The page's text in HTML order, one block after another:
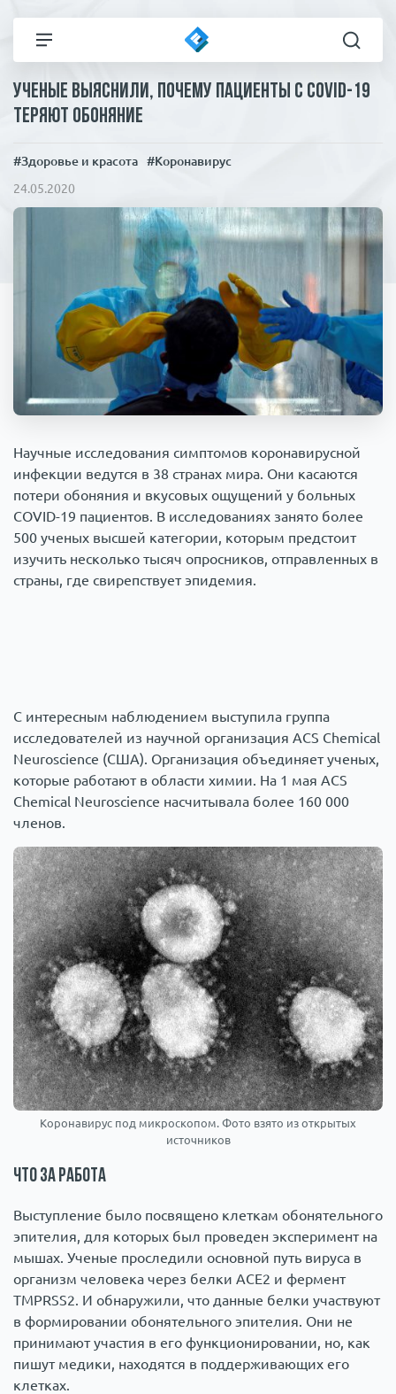
Все новости
Экономика
Общество
Коронавирус
Происшествия
Армия
Технологии
Пресса
Статьи
ЧП И КРИМИНАЛ
1000 мелочей
Ученые выяснили, почему пациенты с COVID-19
теряют обоняние
#Здоровье и красота
#Коронавирус
24.05.2020
Научные исследования симптомов коронавирусной
инфекции ведутся в 38 странах мира. Они касаются
потери обоняния и вкусовых ощущений у больных
COVID-19 пациентов. В исследованиях занято более
500 ученых высшей категории, которым предстоит
изучить несколько тысяч опросников, отправленных в
страны, где свирепствует эпидемия.
С интересным наблюдением выступила группа
исследователей из научной организация ACS Chemical
Neuroscience (США). Организация объединяет ученых,
которые работают в области химии. На 1 мая ACS
Chemical Neuroscience насчитывала более 160 000
членов.
Коронавирус под микроскопом. Фото взято из открытых
источников
Что за работа
Выступление было посвящено клеткам обонятельного
эпителия, для которых был проведен эксперимент на
мышах. Ученые проследили основной путь вируса в
организм человека через белки ACE2 и фермент
TMPRSS2. И обнаружили, что данные белки участвуют
в формировании обонятельного эпителия. Они не
принимают участия в его функционировании, но, как
пишут медики, находятся в поддерживающих его
клетках.